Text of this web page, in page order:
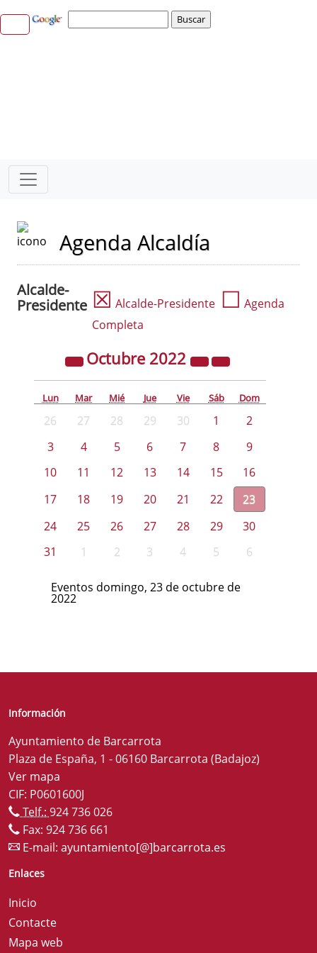
Agenda Alcaldía
Alcalde-
Presidente ☒ Alcalde-Presidente ☐ Agenda
Completa
Octubre 2022
Lun Mar Mié Jue Vie Sáb Dom
26 27 28 29 30 1
2
3
4 5 6 7 8
9
10
11 12 13 14 15
16
17
18 19 20 21 22
23
24
25 26 27 28 29
30
31
1 2 3 4 5 6
Eventos domingo, 23 de octubre de
2022
Información
Ayuntamiento de Barcarrota
Plaza de España, 1 - 06160 Barcarrota (Badajoz)
Ver mapa
CIF: P0601600J
Telf.: 924 736 026
Fax: 924 736 661
E-mail: ayuntamiento[@]barcarrota.es
Enlaces
Inicio
Contacte
Mapa web